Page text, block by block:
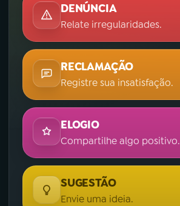
DENÚNCIA
Relate irregularidades.
RECLAMAÇÃO
Registre sua insatisfação.
ELOGIO
Compartilhe algo positivo.
SUGESTÃO
Envie uma ideia.